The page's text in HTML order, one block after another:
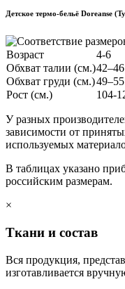
Детское термо-бельё Doreanse
Возраст 4-6
Обхват талии (см.)42–46
Обхват груди (см.)49–55
Рост (см.)
104-
У разных
зависимости от
используемых
В таблицах указано
российским размерам.
×
Ткани и состав
Вся продукция,
изготавливается